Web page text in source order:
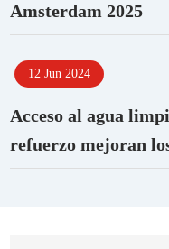
Amsterdam 2025
12 Jun 2024
Acceso al agua
refuerzo mejoran